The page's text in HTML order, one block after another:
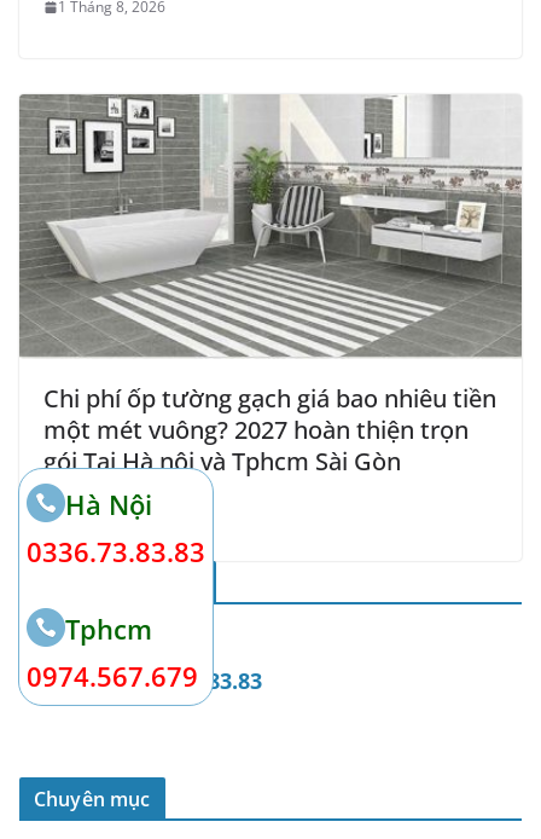
1 Tháng 8, 2026
Chi phí ốp tường gạch giá bao nhiêu tiền
một mét vuông? 2027 hoàn thiện trọn
gói Tại Hà nội và Tphcm Sài Gòn
26 Tháng 2, 2024
Gọi Ngay 0336.73.83.83
Chuyên mục
Hà Nội
0336.73.83.83
Tphcm
0974.567.679